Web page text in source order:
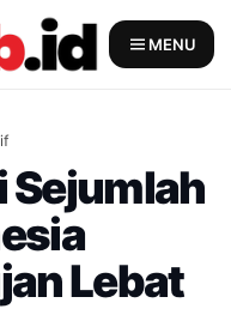
MENU
Sejumlah
Lebat